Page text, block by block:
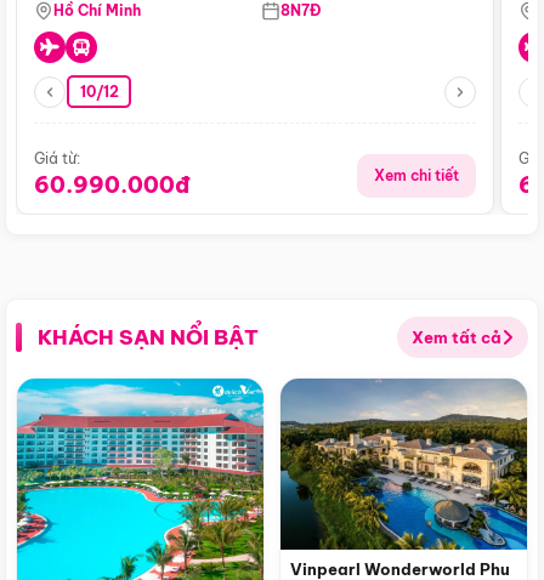
Hồ Chí Minh 8N7Đ
10/12
Giá từ:
60.990.000đ Xem chi tiết
KHÁCH SẠN NỔI BẬT Xem tất cả
Vinpearl Wonderworld Phu